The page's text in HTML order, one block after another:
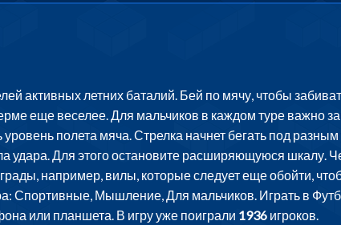
активных летних баталий. Бей по мячу, чтобы
еще веселее. Для мальчиков в каждом туре важно
полета мяча. Стрелка начнет бегать под
удара. Для этого остановите расширяющуюся шкалу.
например, вилы, которые следует еще обойти,
Спортивные, Мышление, Для мальчиков. Играть в
или планшета. В игру уже поиграли 1936игроков.